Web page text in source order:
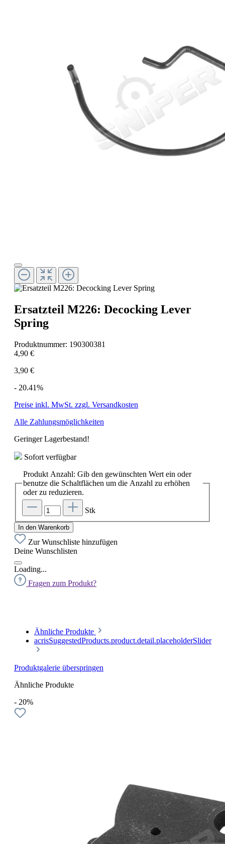
Ersatzteil M226: Decocking Lever
Spring
Produktnummer: 190300381
4,90 €
3,90 €
- 20.41%
Preise inkl. MwSt. zzgl. Versandkosten
Alle Zahlungsmöglichkeiten
Geringer Lagerbestand!
Sofort verfügbar
Produkt Anzahl: Gib den gewünschten Wert ein oder
benutze die Schaltflächen um die Anzahl zu erhöhen
oder zu reduzieren.
Stk
In den Warenkorb
Zur Wunschliste hinzufügen
Deine Wunschlisten
Loading...
Fragen zum Produkt?
Ähnliche Produkte
acrisSuggestedProducts.product.detail.placeholderSlider
Produktgalerie überspringen
Ähnliche Produkte
- 20%